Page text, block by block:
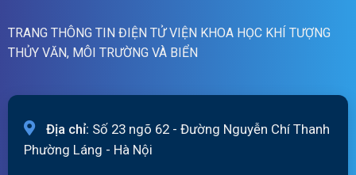
TRANG THÔNG TIN ĐIỆN TỬ VIỆN KHOA HỌC KHÍ TƯỢNG
THỦY VĂN, MÔI TRƯỜNG VÀ BIỂN
Địa chỉ: Số 23 ngõ 62 - Đường Nguyễn Chí Thanh
Phường Láng - Hà Nội